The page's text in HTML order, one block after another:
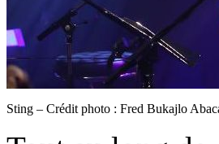
Sting – Crédit photo : Fred Bukajlo